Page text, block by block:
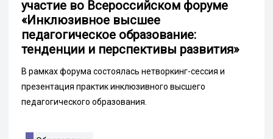
участие во Всероссийском форуме
«Инклюзивное высшее
педагогическое образование:
тенденции и перспективы развития»
В рамках форума состоялась нетворкинг-сессия и
презентация практик инклюзивного высшего
педагогического образования.